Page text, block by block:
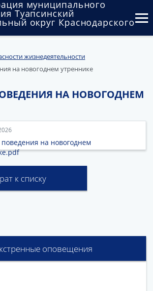
муниципального
Туапсинский
округ Краснодарского
и муниципальный контроль
и общественные обсуждения
жизнедеятельности
на новогоднем утреннике
НА НОВОГОДНЕМ
на новогоднем
к списку
оповещения